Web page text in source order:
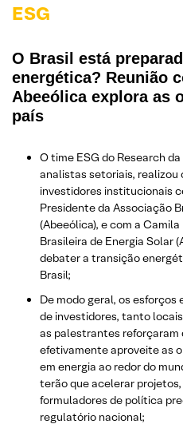
ESG
O Brasil está
energética? Reunião
Abeeólica explora as
país
O time ESG do Research
analistas setoriais, realizou
investidores institucionais
Presidente da Associação
(Abeeólica), e com a
Brasileira de Energia Solar
debater a transição
Brasil;
De modo geral, os
de investidores, tanto
as palestrantes reforçaram
efetivamente aproveite as
em energia ao redor do
terão que acelerar
formuladores de política
regulatório nacional;